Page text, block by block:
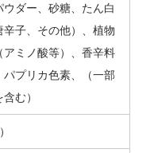
ウダー、砂糖、たん白
辛子、その他）、植物
アミノ酸等）、香辛料
プリカ色素、（一部
む）